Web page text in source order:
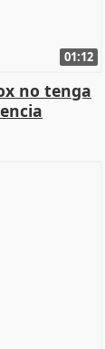
01:12
no tenga